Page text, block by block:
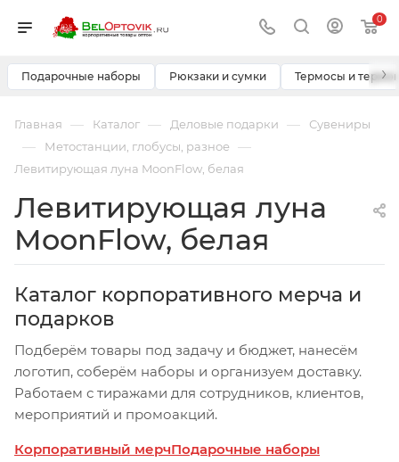
0
Подарочные наборы Рюкзаки и сумки Термосы и ›
Главная — Каталог — Деловые подарки — Сувениры
— Метостанции, глобусы, разное —
Левитирующая луна MoonFlow, белая
Левитирующая луна
MoonFlow, белая
Каталог корпоративного мерча и
подарков
Подберём товары под задачу и бюджет, нанесём
логотип, соберём наборы и организуем доставку.
Работаем с тиражами для сотрудников, клиентов,
мероприятий и промоакций.
Корпоративный мерчПодарочные наборы